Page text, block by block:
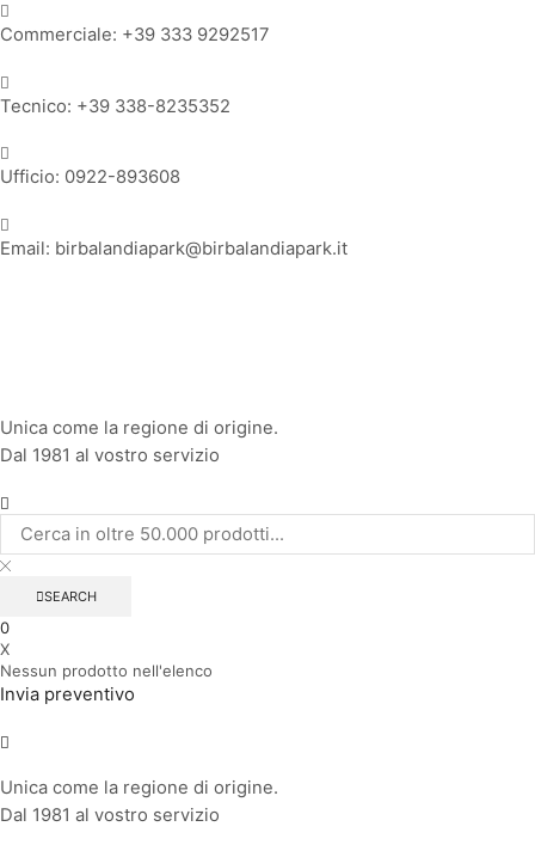
Commerciale: +39 333 9292517
Tecnico: +39 338-8235352
Ufficio: 0922-893608
Email: birbalandiapark@birbalandiapark.it
Unica come la regione di origine.
Dal 1981 al vostro servizio
SEARCH
0
X
Nessun prodotto nell'elenco
Invia preventivo
Unica come la regione di origine.
Dal 1981 al vostro servizio